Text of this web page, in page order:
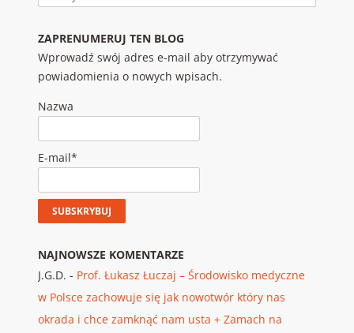
ZAPRENUMERUJ TEN BLOG
Wprowadź swój adres e-mail aby otrzymywać
powiadomienia o nowych wpisach.
Nazwa
E-mail*
NAJNOWSZE KOMENTARZE
J.G.D. - Prof. Łukasz Łuczaj – Środowisko medyczne
w Polsce zachowuje się jak nowotwór który nas
okrada i chce zamknąć nam usta + Zamach na